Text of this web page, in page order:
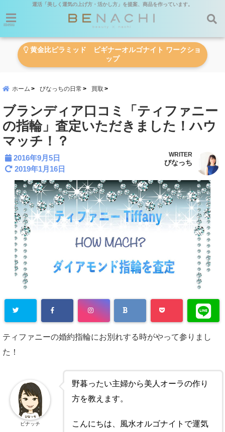
運活「美しく運気の上げ方・活かし方」を提案、商品を作っています。
menu
黄金比ピラミッド ビギナーオルゴナイト ワークショ
ップ
ホーム びなっちの日常 買取
ブランディア口コミ「ティファニー
の指輪」査定いただきました！ハウ
マッチ！？
2016年9月5日
2019年1月16日
WRITER
びなっち
ティファニーの婚約指輪にお別れする時がやって参りまし
た！
野暮ったい主婦から美人オーラの作り
方を教えます。
こんにちは、風水オルゴナイトで運気
ビナッチ